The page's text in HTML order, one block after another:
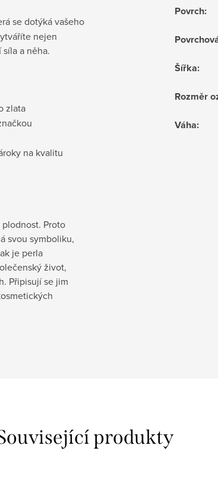
se dotýká vašeho
nejen
a něha.
zlata
na kvalitu
Proto
svou symboliku,
je perla
život,
Připisují se jim
Povrch:
Šířka:
Rozměr
Váha:
produkty